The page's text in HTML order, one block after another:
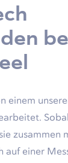
einem
zusammen
auf einer